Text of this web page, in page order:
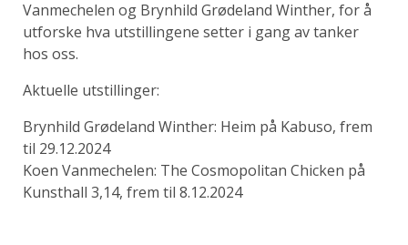
Vanmechelen og Brynhild Grødeland Winther, for å
utforske hva utstillingene setter i gang av tanker
hos oss.
Aktuelle utstillinger:
Brynhild Grødeland Winther: Heim på Kabuso, frem
til 29.12.2024
Koen Vanmechelen: The Cosmopolitan Chicken på
Kunsthall 3,14, frem til 8.12.2024